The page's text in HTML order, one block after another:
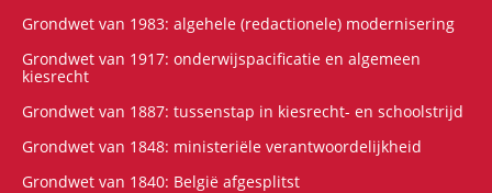
Grondwet van 1983: algehele (redactionele) modernisering
Grondwet van 1917: onderwijspacificatie en algemeen
kiesrecht
Grondwet van 1887: tussenstap in kiesrecht- en schoolstrijd
Grondwet van 1848: ministeriële verantwoordelijkheid
Grondwet van 1840: België afgesplitst